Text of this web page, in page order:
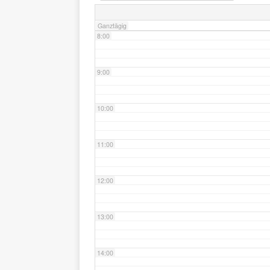
Ganztägig
8:00
9:00
10:00
11:00
12:00
13:00
14:00